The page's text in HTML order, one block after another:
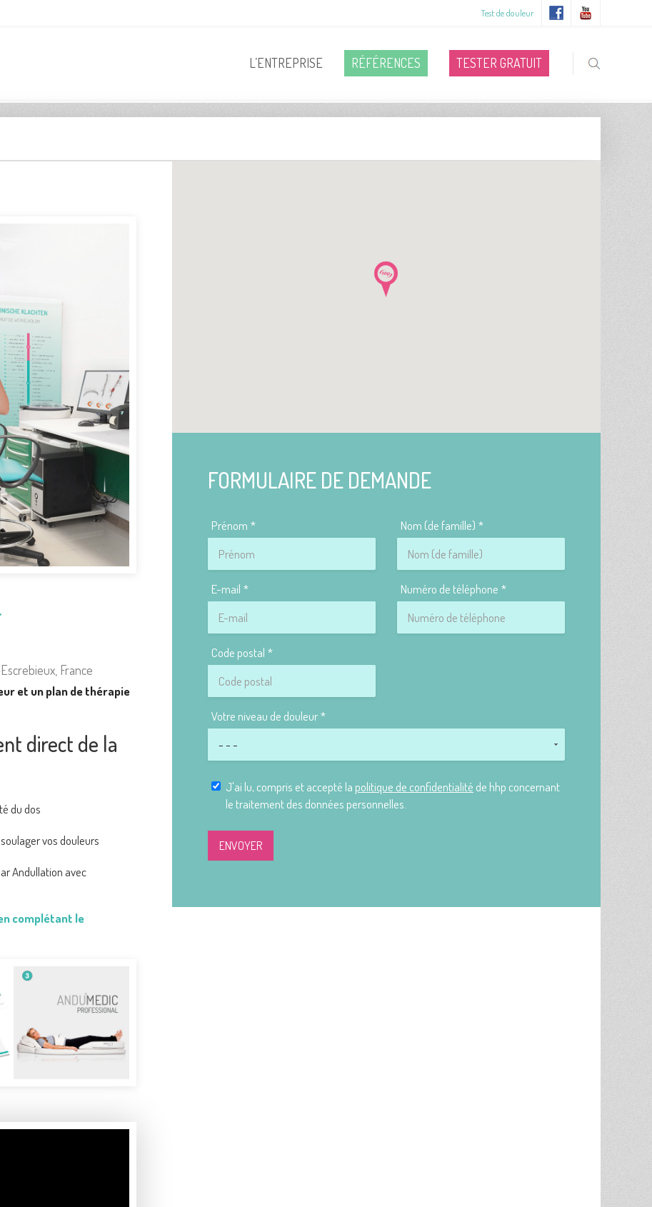
Test de douleur
L’ENTREPRISE RÉFÉRENCES TESTER GRATUIT
France
et un plan de thérapie
direct de la
du dos
vos douleurs
Andullation avec
complétant le
FORMULAIRE DE DEMANDE
Prénom Nom (de famille)
E-mail Numéro de téléphone
Code postal
Votre niveau de douleur
J'ai lu, compris et accepté la politique de confidentialité de hhp concernant
le traitement des données personnelles.
ENVOYER